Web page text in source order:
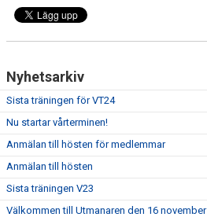
Nyhetsarkiv
Sista träningen för VT24
Nu startar vårterminen!
Anmälan till hösten för medlemmar
Anmälan till hösten
Sista träningen V23
Välkommen till Utmanaren den 16 november